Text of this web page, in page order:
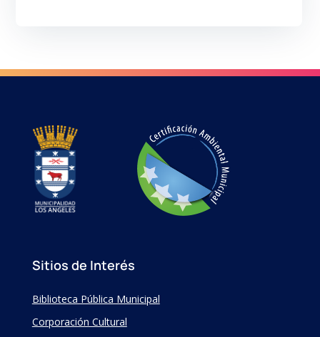
Sitios de Interés
Biblioteca Pública Municipal
Corporación Cultural